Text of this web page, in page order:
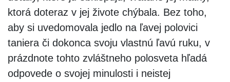
ktorá doteraz v jej živote chýbala. Bez toho,
aby si uvedomovala jedlo na ľavej polovici
taniera či dokonca svoju vlastnú ľavú ruku, v
prázdnote tohto zvláštneho polosveta hľadá
odpovede o svojej minulosti i neistej